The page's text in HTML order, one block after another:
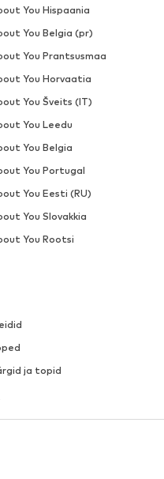
ja topid
You Hispaania
You Belgia (pr)
You Prantsusmaa
You Horvaatia
You Šveits (IT)
You Leedu
You Belgia
You Portugal
You Eesti (RU)
You Slovakkia
You Rootsi